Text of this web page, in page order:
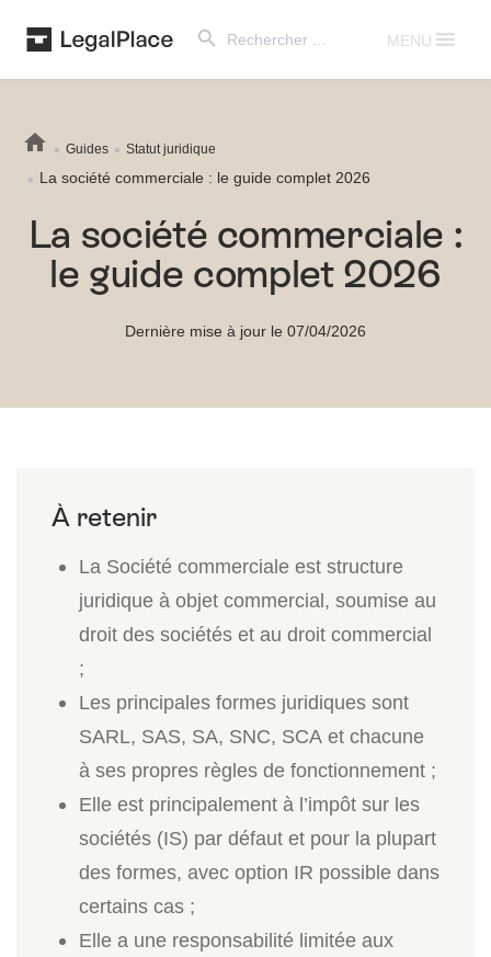
for:
MENU
Guides Statut juridique
La société commerciale : le guide complet 2026
La société commerciale :
le guide complet 2026
Dernière mise à jour le 07/04/2026
La Société commerciale est structure
juridique à objet commercial, soumise au
droit des sociétés et au droit commercial
;
Les principales formes juridiques sont
SARL, SAS, SA, SNC, SCA et chacune
à ses propres règles de fonctionnement ;
Elle est principalement à l’impôt sur les
sociétés (IS) par défaut et pour la plupart
des formes, avec option IR possible dans
certains cas ;
Elle a une responsabilité limitée aux